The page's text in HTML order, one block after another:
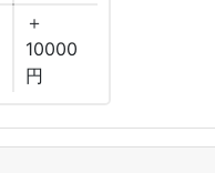
＋
10000
円